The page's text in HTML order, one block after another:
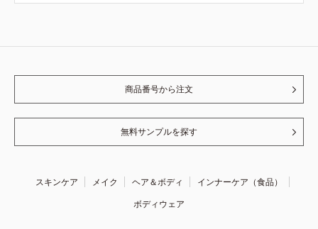
商品番号から注文
無料サンプルを探す
スキンケア メイク ヘア＆ボディ
インナーケア（食品）
ボディウェア